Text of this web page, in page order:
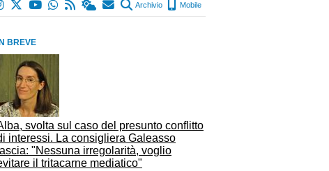
Archivio Mobile
IN BREVE
svolta sul caso del presunto conflitto
interessi. La consigliera Galeasso
lascia: "Nessuna irregolarità, voglio
il tritacarne mediatico"